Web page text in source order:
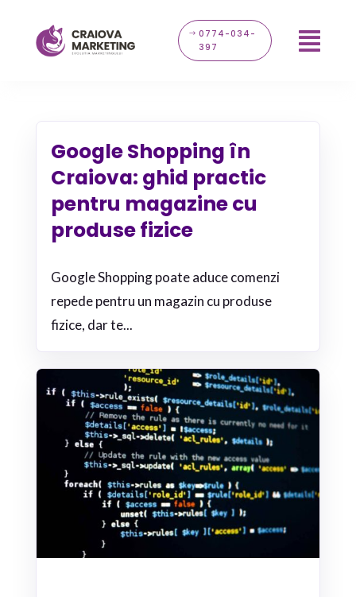
0774-034-
397

Google Shopping în
Craiova: ghid practic
pentru magazine cu
produse fizice
Google Shopping poate aduce comenzi
repede pentru un magazin cu produse
fizice, dar te...